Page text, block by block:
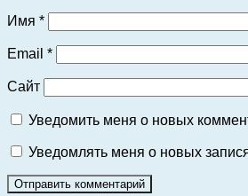
Имя *
Email *
Сайт
Уведомить меня о новых
Уведомлять меня о новых